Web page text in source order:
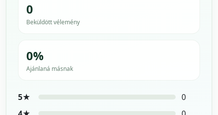
0
Beküldött vélemény
0%
Ajánlaná másnak
5★
0